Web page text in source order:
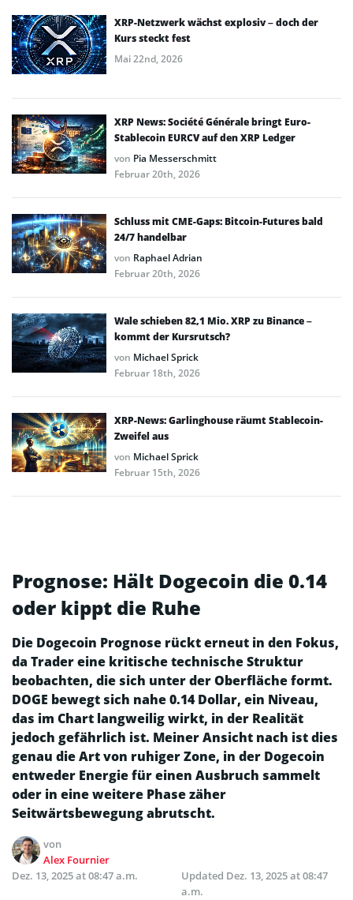
XRP-Netzwerk wächst explosiv – doch der
Kurs steckt fest
Mai 22nd, 2026
XRP News: Société Générale bringt Euro-
Stablecoin EURCV auf den XRP Ledger
von Pia Messerschmitt
Februar 20th, 2026
Schluss mit CME-Gaps: Bitcoin-Futures bald
24/7 handelbar
von Raphael Adrian
Februar 20th, 2026
Wale schieben 82,1 Mio. XRP zu Binance –
kommt der Kursrutsch?
von Michael Sprick
Februar 18th, 2026
XRP-News: Garlinghouse räumt Stablecoin-
Zweifel aus
von Michael Sprick
Februar 15th, 2026
Prognose: Hält Dogecoin die 0.14
oder kippt die Ruhe
Die Dogecoin Prognose rückt erneut in den Fokus,
da Trader eine kritische technische Struktur
beobachten, die sich unter der Oberfläche formt.
DOGE bewegt sich nahe 0.14 Dollar, ein Niveau,
das im Chart langweilig wirkt, in der Realität
jedoch gefährlich ist. Meiner Ansicht nach ist dies
genau die Art von ruhiger Zone, in der Dogecoin
entweder Energie für einen Ausbruch sammelt
oder in eine weitere Phase zäher
Seitwärtsbewegung abrutscht.
von
Alex Fournier
Dez. 13, 2025 at 08:47 a.m.
Updated Dez. 13, 2025 at 08:47
a.m.